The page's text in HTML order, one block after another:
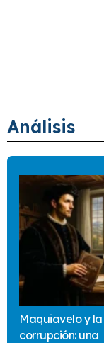
Análisis
Maquiavelo y la
corrupción: una